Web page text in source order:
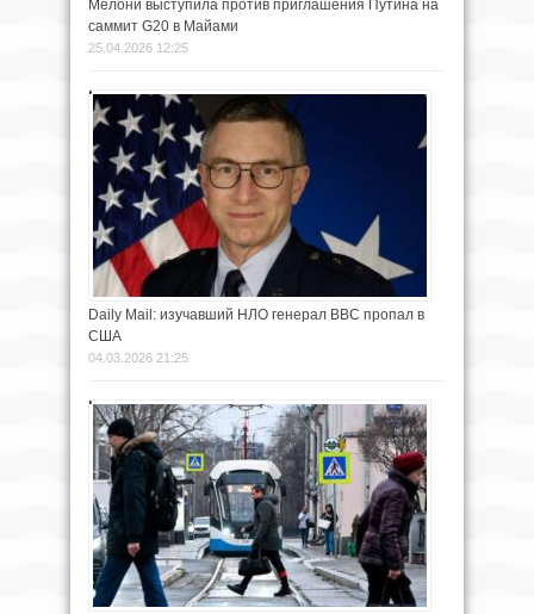
Мелони выступила против приглашения Путина на
саммит G20 в Майами
25.04.2026 12:25
Daily Mail: изучавший НЛО генерал ВВС пропал в
США
04.03.2026 21:25